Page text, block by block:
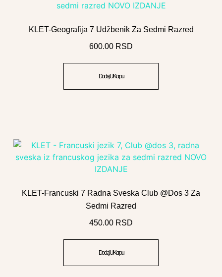
KLET-Geografija 7 Udžbenik Za Sedmi Razred
600.00 RSD
Dodaj U Korpu
KLET-Francuski 7 Radna Sveska Club @dos 3 Za
Sedmi Razred
450.00 RSD
Dodaj U Korpu